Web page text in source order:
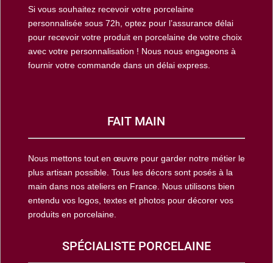
Si vous souhaitez recevoir votre porcelaine
personnalisée sous 72h, optez pour l’assurance délai
pour recevoir votre produit en porcelaine de votre choix
avec votre personnalisation ! Nous nous engageons à
fournir votre commande dans un délai express.
FAIT MAIN
Nous mettons tout en œuvre pour garder notre métier le
plus artisan possible. Tous les décors sont posés à la
main dans nos ateliers en France. Nous utilisons bien
entendu vos logos, textes et photos pour décorer vos
produits en porcelaine.
SPÉCIALISTE PORCELAINE